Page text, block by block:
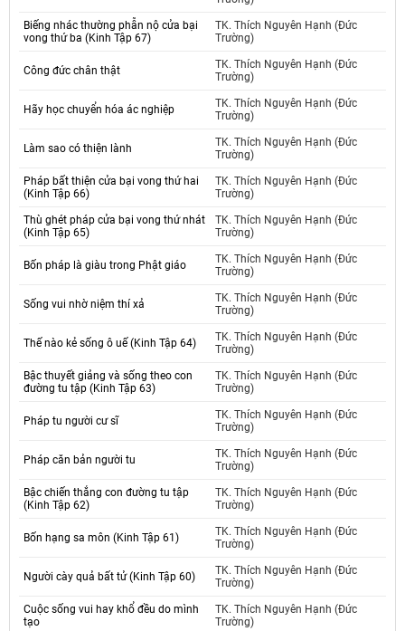
Biếng nhác thường phẫn nộ cửa bại
vong thứ ba (Kinh Tập 67)
TK. Thích Nguyên Hạnh (Đức
Trường)
Công đức chân thật
TK. Thích Nguyên Hạnh (Đức
Trường)
Hãy học chuyển hóa ác nghiệp
TK. Thích Nguyên Hạnh (Đức
Trường)
Làm sao có thiện lành
TK. Thích Nguyên Hạnh (Đức
Trường)
Pháp bất thiện cửa bại vong thứ hai
(Kinh Tập 66)
TK. Thích Nguyên Hạnh (Đức
Trường)
Thù ghét pháp cửa bại vong thứ nhát
(Kinh Tập 65)
TK. Thích Nguyên Hạnh (Đức
Trường)
Bốn pháp là giàu trong Phật giáo
TK. Thích Nguyên Hạnh (Đức
Trường)
Sống vui nhờ niệm thí xả
TK. Thích Nguyên Hạnh (Đức
Trường)
Thế nào kẻ sống ô uế (Kinh Tập 64)
TK. Thích Nguyên Hạnh (Đức
Trường)
Bậc thuyết giảng và sống theo con
đường tu tập (Kinh Tập 63)
TK. Thích Nguyên Hạnh (Đức
Trường)
Pháp tu người cư sĩ
TK. Thích Nguyên Hạnh (Đức
Trường)
Pháp căn bản người tu
TK. Thích Nguyên Hạnh (Đức
Trường)
Bậc chiến thắng con đường tu tập
(Kinh Tập 62)
TK. Thích Nguyên Hạnh (Đức
Trường)
Bốn hạng sa môn (Kinh Tập 61)
TK. Thích Nguyên Hạnh (Đức
Trường)
Người cày quả bất tử (Kinh Tập 60)
TK. Thích Nguyên Hạnh (Đức
Trường)
Cuộc sống vui hay khổ đều do mình
tạo
TK. Thích Nguyên Hạnh (Đức
Trường)